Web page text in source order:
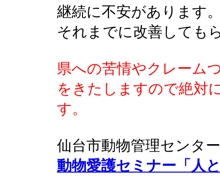
継続に不安があります
それまでに改善しても
県への苦情やクレーム
をきたしますので絶対
す。
仙台市動物管理センタ
動物愛護セミナー「人